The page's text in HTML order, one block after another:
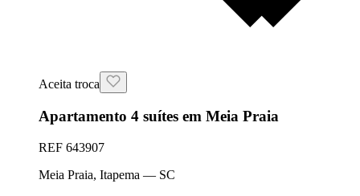
Aceita troca
Apartamento 4 suítes em Meia Praia
REF 643907
Meia Praia, Itapema — SC